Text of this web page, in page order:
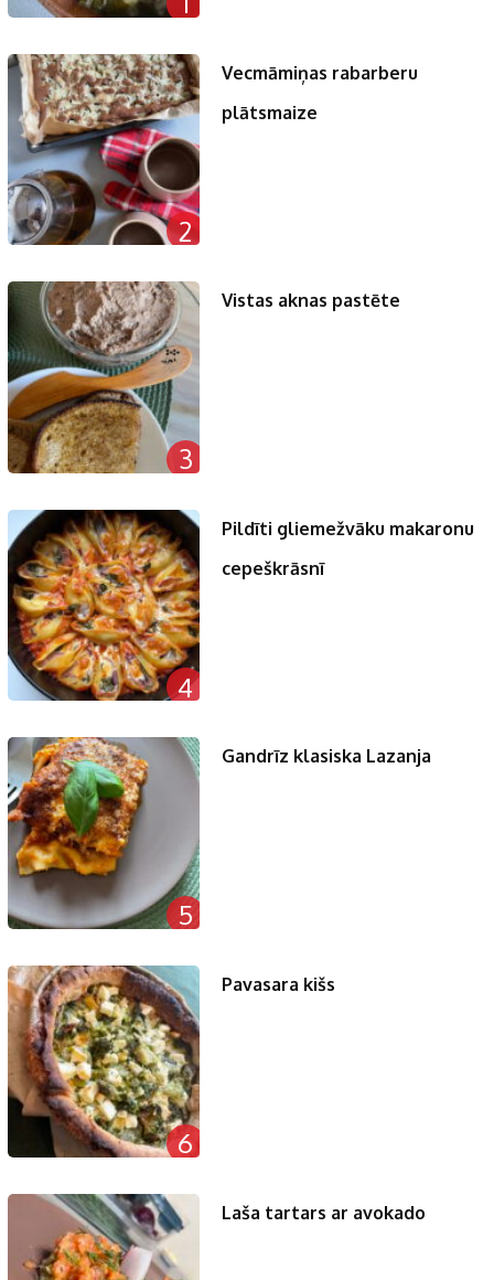
2
Vecmāmiņas rabarberu
plātsmaize
3
Vistas aknas pastēte
4
Pildīti gliemežvāku makaronu
cepeškrāsnī
5
Gandrīz klasiska Lazanja
6
Pavasara kišs
Laša tartars ar avokado